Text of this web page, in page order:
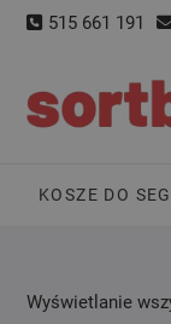
Skip
515 661 191
KOSZE DO
Wyświetlanie